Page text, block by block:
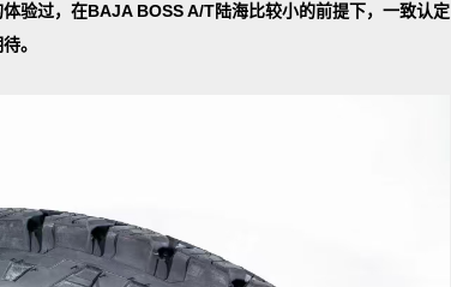
验过，在BAJA BOSS A/T陆海比较小的前提下，一致认定
。